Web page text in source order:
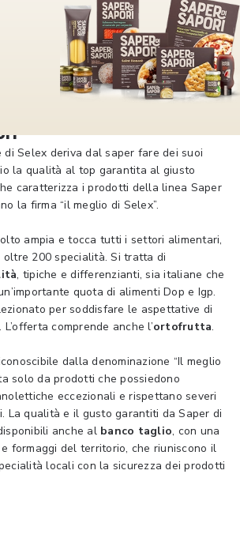
Selex deriva dal saper fare dei suoi
la qualità al top garantita al giusto
caratterizza i prodotti della linea Saper
la firma “il meglio di Selex”.
ampia e tocca tutti i settori alimentari,
oltre 200 specialità. Si tratta di
, tipiche e differenzianti, sia italiane che
quota di alimenti Dop e Igp.
per soddisfare le aspettative di
comprende anche l’ortofrutta.
dalla denominazione “Il meglio
solo da prodotti che possiedono
eccezionali e rispettano severi
La qualità e il gusto garantiti da Saper di
anche al banco taglio, con una
formaggi del territorio, che riuniscono il
locali con la sicurezza dei prodotti